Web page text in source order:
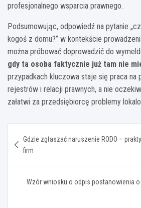
profesjonalnego wsparcia prawnego.
Podsumowując, odpowiedź na pytanie
kogoś z domu?” w kontekście
można próbować doprowadzić do
gdy ta osoba faktycznie już tam nie
przypadkach kluczowa staje się praca na
rejestrów i relacji prawnych, a nie
załatwi za przedsiębiorcę problemy
wpisu
Gdzie zgłaszać naruszenie RODO –
firm
Wzór wniosku o odpis postanowienia